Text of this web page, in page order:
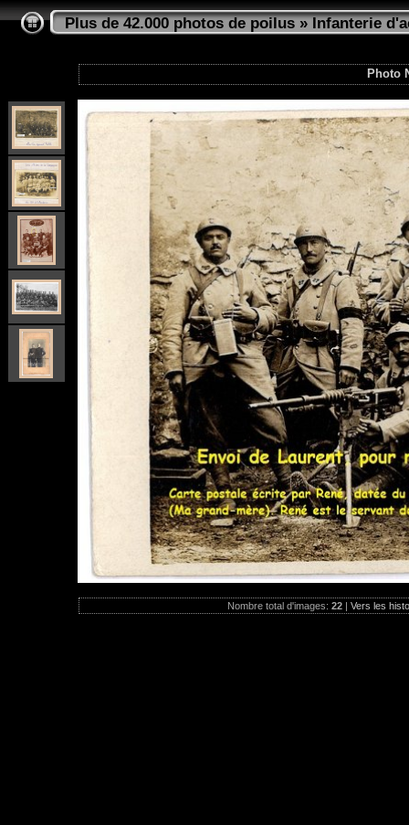
Plus de 42.000 photos de poilus»Infanterie
Photo
Nombre total d'images: 22 | Vers les